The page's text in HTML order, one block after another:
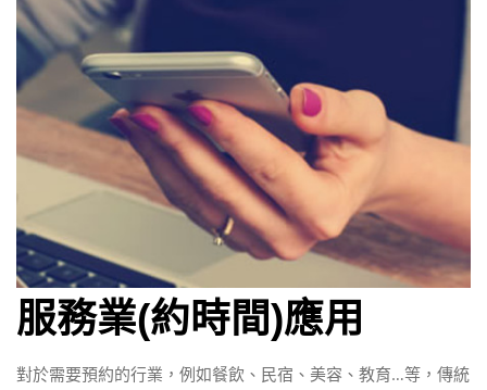
服務業(約時間)應用
對於需要預約的行業，例如餐飲、民宿、美容、教育…等，傳統